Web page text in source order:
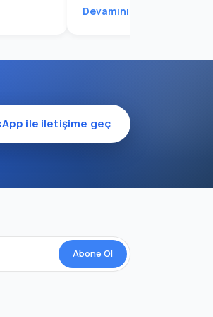
Devamını Oku
ile iletişime geç
Abone Ol